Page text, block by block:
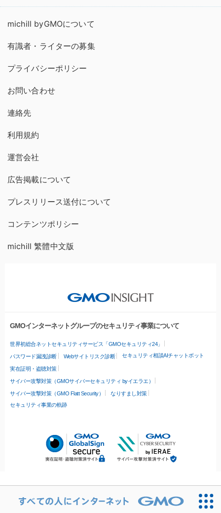
michill byGMOについて
有識者・ライターの募集
プライバシーポリシー
お問い合わせ
連絡先
利用規約
運営会社
広告掲載について
プレスリリース送付について
コンテンツポリシー
michill 繁體中文版
GMOインターネットグループのセキュリティ事業について
世界初総合ネットセキュリティサービス「GMOセキュリティ24」
パスワード漏洩診断 Webサイトリスク診断 セキュリティ相談AIチャットボット
実在証明・盗聴対策
サイバー攻撃対策（GMOサイバーセキュリティ byイエラエ）
サイバー攻撃対策（GMO Flatt Security）
なりすまし対策
セキュリティ事業の軌跡